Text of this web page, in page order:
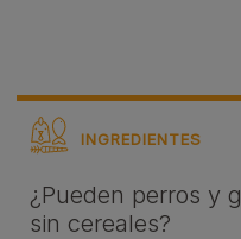
INGREDIENTES
¿Pueden perros y
sin cereales?